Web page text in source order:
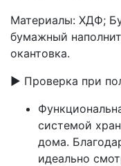
Материалы: ХДФ;
бумажный
окантовка.
▶ Проверка при
системой
дома.
идеально